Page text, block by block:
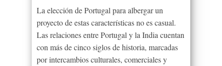
La elección de Portugal para albergar un
proyecto de estas características no es casual.
Las relaciones entre Portugal y la India cuentan
con más de cinco siglos de historia, marcadas
por intercambios culturales, comerciales y